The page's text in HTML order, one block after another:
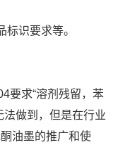
识要求等。
要求“溶剂残留，苯
法做到，但是在行业
油墨的推广和使